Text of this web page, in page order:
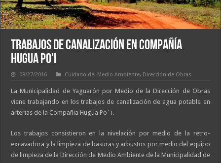
Trabajos de Canalización en Compañía
Hugua Po’i
08/27/2016 Cuidado del Medio Ambiente, Dirección de Obras
La Municipalidad de Yaguarón por Medio de la Dirección de Obras
viene trabajando en los trabajos de canalización de agua potable en
arterias de la Compañia Hugua Po´i.
Los trabajos consistieron en la nivelación por medio de la retro-
excavadora y la limpieza de basuras y arbustos por medio del equipo
de limpieza de la Dirección de Medio Ambiente de la Municipalidad de